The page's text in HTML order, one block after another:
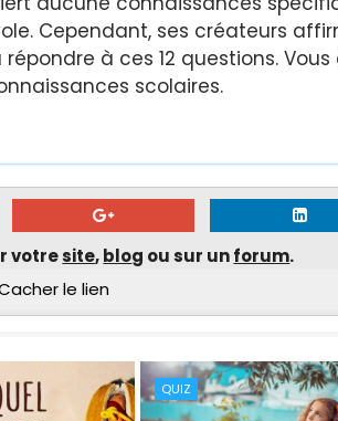
Cependant, ses créateurs
à ces 12 questions. Vous
scolaires.
votresite,blog ou sur unforum.
le lien
QUIZ